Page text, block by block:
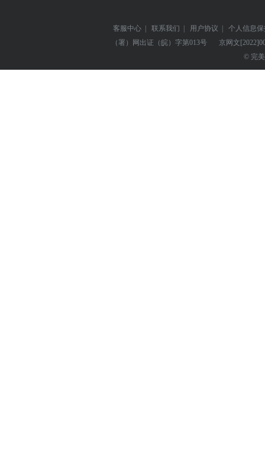
客服中心 | 联系我们 | 用户协议 |
个人信息
（署）网出证（皖）字第013号
京网文
© 完美